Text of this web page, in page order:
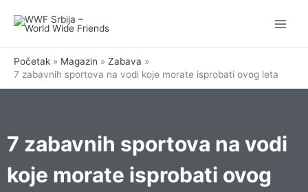
Početak Magazin
Zabava
7 zabavnih sportova na vodi koje morate isprobati ovog leta
7 zabavnih sportova na vodi
koje morate isprobati ovog